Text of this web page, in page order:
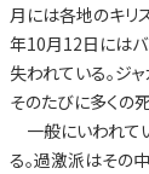
月には各地のキリ
年10月12日にはバ
失われている。ジ
そのたびに多くの
一般にいわれて
る。過激派はその